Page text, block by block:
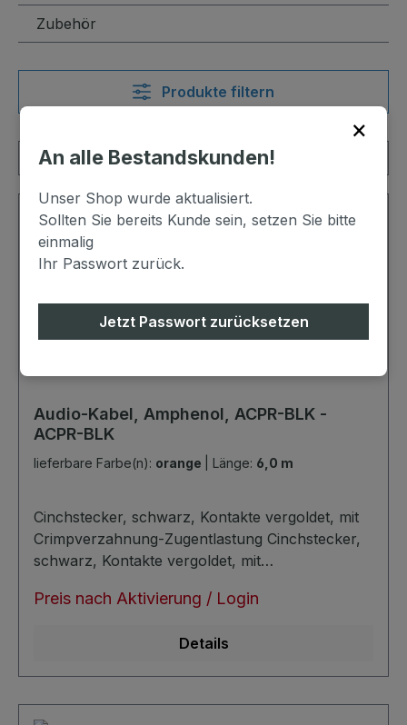
Zubehör
Produkte filtern
Audio-Kabel, Amphenol, ACPR-BLK -
ACPR-BLK
lieferbare Farbe(n): orange Länge: 6,0 m
Cinchstecker, schwarz, Kontakte vergoldet, mit
Crimpverzahnung-Zugentlastung Cinchstecker,
schwarz, Kontakte vergoldet, mit
Kabeldurchmesser: ca. 6,8mm unsymmetrisch
durch zusätzliche masseleitende PE-Schicht
Preis nach Aktivierung / Login
Details
×
An alle Bestandskunden!
Unser Shop wurde aktualisiert.
Sollten Sie bereits Kunde sein, setzen Sie bitte
einmalig
Ihr Passwort zurück.
Jetzt Passwort zurücksetzen